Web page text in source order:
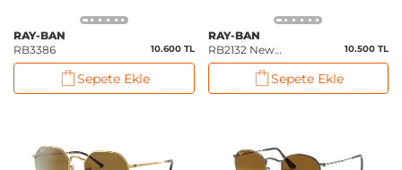
RAY-BAN
RB3386
10.600 TL
Sepete Ekle
RAY-BAN
RB2132 New
Wayfarer Classic
10.500 TL
Sepete Ekle